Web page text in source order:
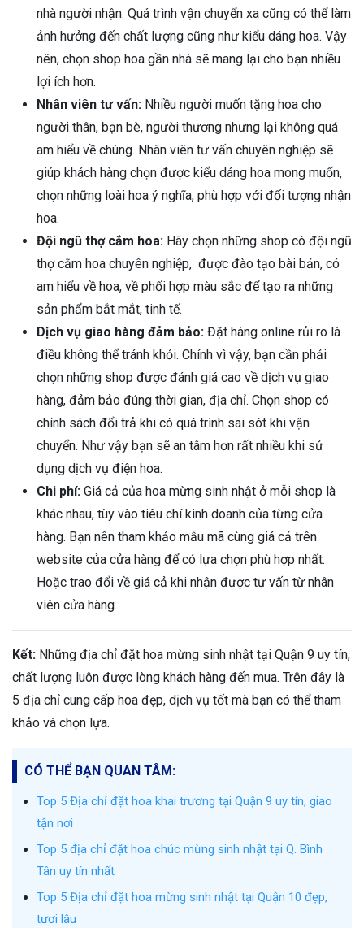
nhà người nhận. Quá trình vận chuyển xa cũng có thể làm
ảnh hưởng đến chất lượng cũng như kiểu dáng hoa. Vậy
nên, chọn shop hoa gần nhà sẽ mang lại cho bạn nhiều
lợi ích hơn.
Nhân viên tư vấn: Nhiều người muốn tặng hoa cho
người thân, bạn bè, người thương nhưng lại không quá
am hiểu về chúng. Nhân viên tư vấn chuyên nghiệp sẽ
giúp khách hàng chọn được kiểu dáng hoa mong muốn,
chọn những loài hoa ý nghĩa, phù hợp với đối tượng nhận
hoa.
Đội ngũ thợ cắm hoa: Hãy chọn những shop có đội ngũ
thợ cắm hoa chuyên nghiệp, được đào tạo bài bản, có
am hiểu về hoa, về phối hợp màu sắc để tạo ra những
sản phẩm bắt mắt, tinh tế.
Dịch vụ giao hàng đảm bảo: Đặt hàng online rủi ro là
điều không thể tránh khỏi. Chính vì vậy, bạn cần phải
chọn những shop được đánh giá cao về dịch vụ giao
hàng, đảm bảo đúng thời gian, địa chỉ. Chọn shop có
chính sách đổi trả khi có quá trình sai sót khi vận
chuyển. Như vậy bạn sẽ an tâm hơn rất nhiều khi sử
dụng dịch vụ điện hoa.
Chi phí: Giá cả của hoa mừng sinh nhật ở mỗi shop là
khác nhau, tùy vào tiêu chí kinh doanh của từng cửa
hàng. Bạn nên tham khảo mẫu mã cùng giá cả trên
website của cửa hàng để có lựa chọn phù hợp nhất.
Hoặc trao đổi về giá cả khi nhận được tư vấn từ nhân
viên cửa hàng.
Kết: Những địa chỉ đặt hoa mừng sinh nhật tại Quận 9 uy tín,
chất lượng luôn được lòng khách hàng đến mua. Trên đây là
5 địa chỉ cung cấp hoa đẹp, dịch vụ tốt mà bạn có thể tham
khảo và chọn lựa.
CÓ THỂ BẠN QUAN TÂM:
Top 5 Địa chỉ đặt hoa khai trương tại Quận 9 uy tín, giao
tận nơi
Top 5 địa chỉ đặt hoa chúc mừng sinh nhật tại Q. Bình
Tân uy tín nhất
Top 5 Địa chỉ đặt hoa mừng sinh nhật tại Quận 10 đẹp,
tươi lâu